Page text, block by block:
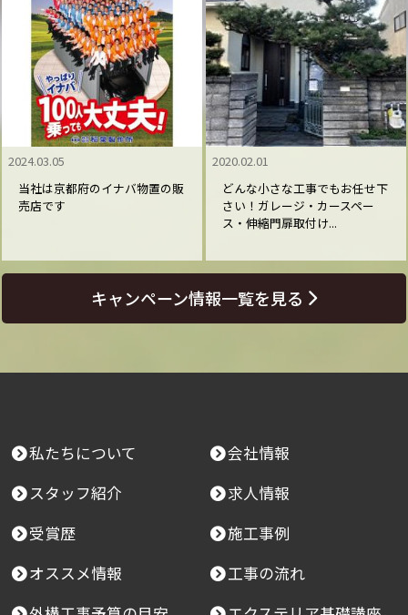
2024.03.05
当社は京都府のイナバ物置の販
売店です
2020.02.01
どんな小さな工事でもお任せ下
さい！ガレージ・カースペー
ス・伸縮門扉取付け...
キャンペーン情報一覧を見る
私たちについて
会社情報
スタッフ紹介
求人情報
受賞歴
施工事例
オススメ情報
工事の流れ